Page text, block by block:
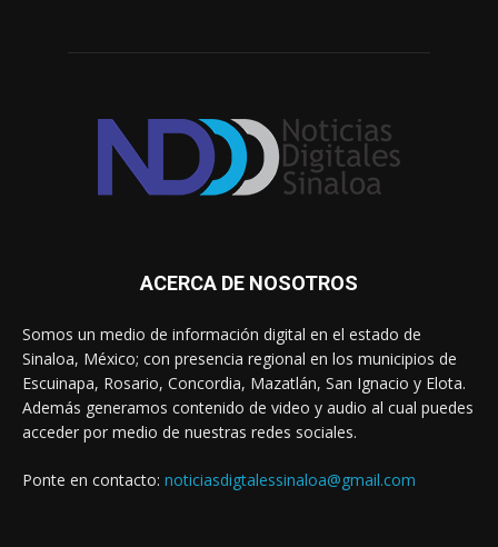
ACERCA DE NOSOTROS
Somos un medio de información digital en el estado de
Sinaloa, México; con presencia regional en los municipios de
Escuinapa, Rosario, Concordia, Mazatlán, San Ignacio y Elota.
Además generamos contenido de video y audio al cual puedes
acceder por medio de nuestras redes sociales.
Ponte en contacto: noticiasdigtalessinaloa@gmail.com